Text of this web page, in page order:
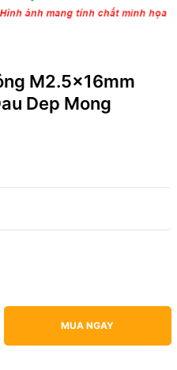
M2.5x16mm
Dep Mong
MUA NGAY